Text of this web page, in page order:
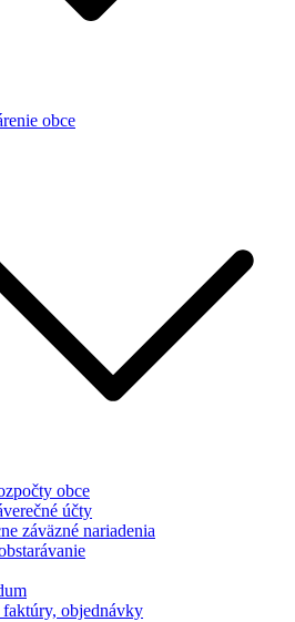
obce
obce
účty
záväzné nariadenia
objednávky